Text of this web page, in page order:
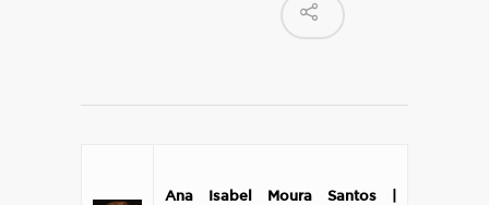
Ana Isabel Moura Santos |